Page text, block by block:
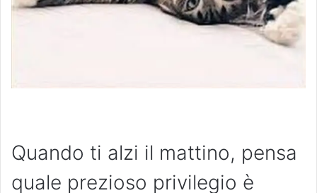
Quando ti alzi il mattino, pensa
quale prezioso privilegio è